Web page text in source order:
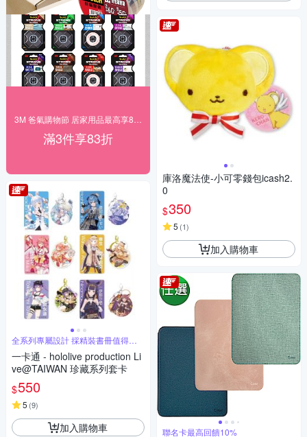
滿3件享83折
全系列專屬設計 採精裝書冊值得珍
藏
一卡通 - hololive production Li
ve@TAIWAN 珍藏系列套卡
$550
5 (9)
加入購物車
庫洛魔法使-小可零錢包icash2.
0
$350
5 (1)
加入購物車
聯名卡最高回饋10%